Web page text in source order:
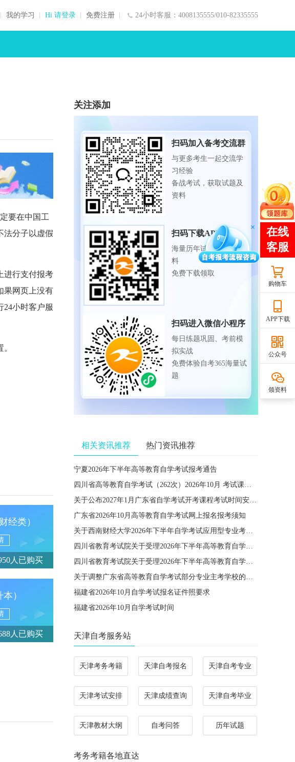
24小时客服：4008135555/010-82335555
我的学习 Hi 请登录 免费注册
要在中国工
法分子以虚假
进行支付报考
果网页上没有
24小时客户服
经类）
人已购买
）
人已购买
关注添加
扫码加入备考交流群
与更多考生一起交流学
习经验
备战考试，获取试题及
资料
扫码下载APP
海量历年试题、备考资
料
免费下载领取
扫码进入微信小程序
每日练题巩固、考前模
拟实战
免费体验自考365海量试
题
相关资讯推荐 热门资讯推荐
宁夏2026年下半年高等教育自学考试报考通告
四川省高等教育自学考试（262次）2026年10月 考试课程简表
关于公布2027年1月广东省自学考试开考课程考试时间安排和使用教材的通知
广东省2026年10月高等教育自学考试网上报名报考须知
关于西南财经大学2026年下半年自学考试应用型专业考籍更改办理的通知
四川省教育考试院关于受理2026年下半年高等教育自学考试省际转考申请的通告
四川省教育考试院关于受理2026年下半年高等教育自学考试考籍更改申请的通告
关于调整广东省高等教育自学考试部分专业主考学校的通知
福建省2026年10月自学考试报名证件照要求
福建省2026年10月自学考试时间
天津自考服务站
天津考务考籍 天津自考报名 天津自考专业
天津考试安排 天津成绩查询 天津自考毕业
天津教材大纲 自考问答 历年试题
考务考籍各地直达
购物车
APP下载
公众号
领资料